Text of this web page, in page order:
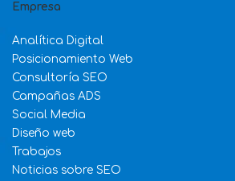
Empresa
Analítica Digital
Posicionamiento Web
Consultoría SEO
Campañas ADS
Social Media
Diseño web
Trabajos
Noticias sobre SEO